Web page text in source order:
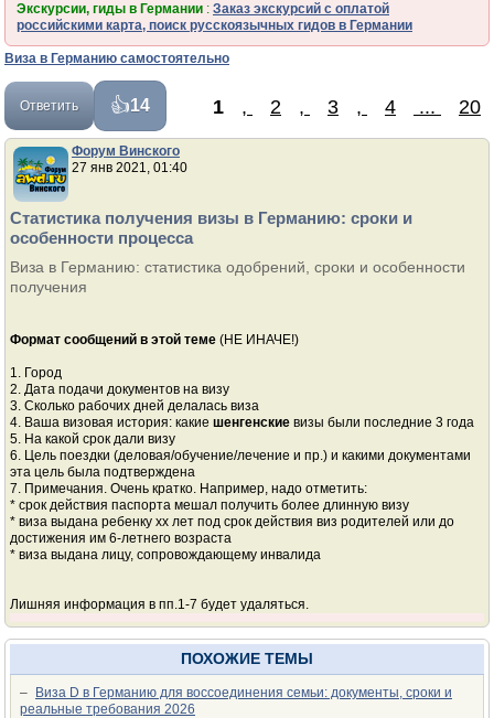
Экскурсии, гиды в Германии : Заказ экскурсий с оплатой
российскими карта, поиск русскоязычных гидов в Германии
Виза в Германию самостоятельно
Ответить 14 1 , 2 , 3 , 4 ... 20
Форум Винского
27 янв 2021, 01:40
Статистика получения визы в Германию: сроки и
особенности процесса
Виза в Германию: статистика одобрений, сроки и особенности
получения
Формат сообщений в этой теме (НЕ ИНАЧЕ!)
1. Город
2. Дата подачи документов на визу
3. Сколько рабочих дней делалась виза
4. Ваша визовая история: какие шенгенские визы были последние 3 года
5. На какой срок дали визу
6. Цель поездки (деловая/обучение/лечение и пр.) и какими документами
эта цель была подтверждена
7. Примечания. Очень кратко. Например, надо отметить:
* срок действия паспорта мешал получить более длинную визу
* виза выдана ребенку хх лет под срок действия виз родителей или до
достижения им 6-летнего возраста
* виза выдана лицу, сопровождающему инвалида
Лишняя информация в пп.1-7 будет удаляться.
ПОХОЖИЕ ТЕМЫ
–
Виза D в Германию для воссоединения семьи: документы, сроки и
реальные требования 2026